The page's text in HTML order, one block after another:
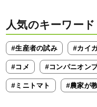
人気のキーワード
#生産者の試み #カイ
#コメ #コンパニオン
#ミニトマト #農家が